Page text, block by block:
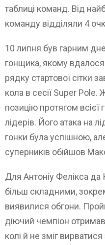
таблиці команд. Від
команду відділяли 4
10 липня був гарним
гонщика, якому
рядку стартової сітки
кола в сесії Super Pole.
позицію протягом всієї
лідерів. Його атака на
гонки була успішною,
суперників обійшов
Для Антоніу Фелікса
більш складними,
виявилися обгони.
діючий чемпіон
колі й не зміг